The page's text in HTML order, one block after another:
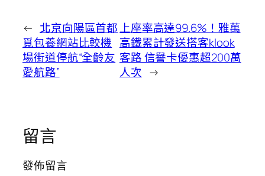
← 北京向陽區首都
覓包養網站比較機
場街道停航“全齡友
愛航路”
上座率高達99.6%！雅萬
高鐵累計發送搭客klook
客路 信譽卡優惠超200萬
人次 →
留言
發佈留言